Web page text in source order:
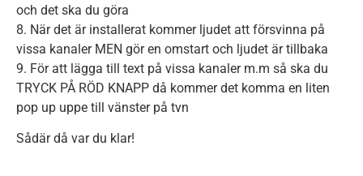
och det ska du göra
8. När det är installerat kommer ljudet att försvinna på
vissa kanaler MEN gör en omstart och ljudet är tillbaka
9. För att lägga till text på vissa kanaler m.m så ska du
TRYCK PÅ RÖD KNAPP då kommer det komma en liten
pop up uppe till vänster på tvn
Sådär då var du klar!